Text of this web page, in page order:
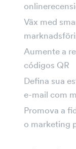
Väx med
Aumente a
códigos QR
Defina sua
e-mail com
Promova a
o marketing